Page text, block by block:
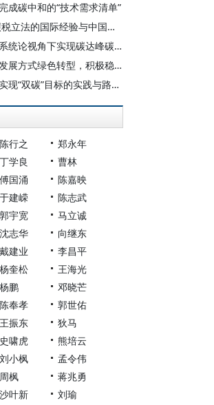
成碳中和的“技术需求清单”
肖京 张洁：碳税立法的国际经验与中国进路
曹明德：社会系统论视角下实现碳达峰碳中和目标的法律对策
张晓强：加快发展方式绿色转型，积极稳妥推进碳达峰碳中和
张季风：日本实现“双碳”目标的实践与路径研究——兼论对中国的启示与借鉴
陈行之
郑永年
丁学良
曹林
傅国涌
陈嘉映
于建嵘
陈志武
郭宇宽
马立诚
沈志华
向继东
戴建业
李昌平
杨奎松
王海光
杨鹏
邓晓芒
陈奉孝
郭世佑
王振东
狄马
史啸虎
熊培云
刘小枫
孟令伟
周枫
蒋兆勇
沙叶新
刘瑜